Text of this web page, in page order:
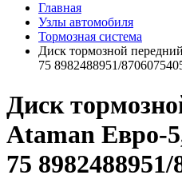
Главная
Узлы автомобиля
Тормозная система
Диск тормозной
75 8982488951/
Диск
Ataman Евро-
75 8982488951/